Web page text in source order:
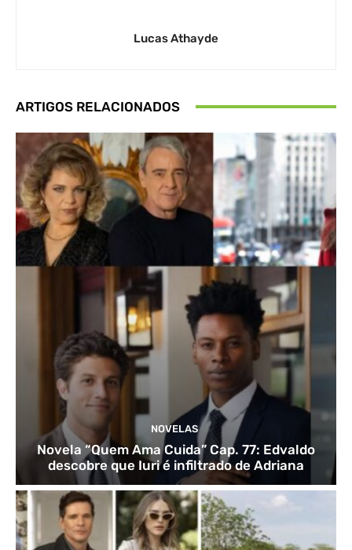
Lucas Athayde
ARTIGOS RELACIONADOS
NOVELAS
Novela “Quem Ama Cuida” Cap. 77: Edvaldo
descobre que Iuri é infiltrado de Adriana